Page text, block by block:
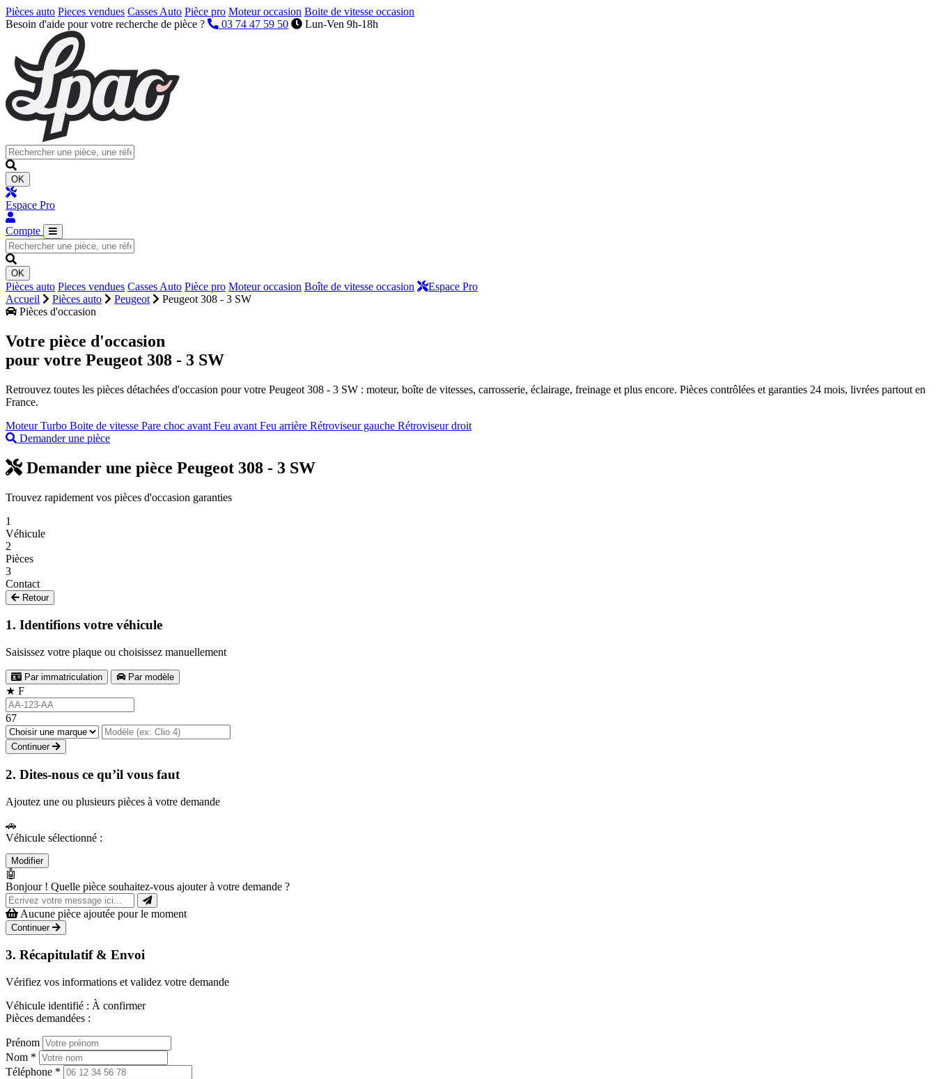
Pièces auto Pieces vendues Casses Auto Pièce pro Moteur occasion Boite de vitesse occasion
Besoin d'aide pour votre recherche de pièce ?
03 74 47 59 50 Lun-Ven 9h-18h
OK
Espace Pro
Compte
OK
Pièces auto Pieces vendues Casses Auto Pièce pro Moteur occasion Boîte de vitesse occasion
Espace Pro
Accueil
Pièces auto Peugeot
Peugeot 308 - 3 SW
Pièces d'occasion
Votre pièce d'occasion
pour votre Peugeot 308 - 3 SW
Retrouvez toutes les pièces détachées d'occasion pour votre Peugeot 308 - 3 SW : moteur, boîte de vitesses, carrosserie, éclairage, freinage et plus encore. Pièces contrôlées et garanties 24 mois, livrées partout en
France.
MoteurTurbo Boite de vitesse Pare choc avant Feu avant Feu arrière Rétroviseur gauche Rétroviseur droit
Demander une pièce
Demander une pièce Peugeot 308 - 3 SW
Trouvez rapidement vos pièces d'occasion garanties
1
Véhicule
2
Pièces
3
Contact
Retour
1. Identifions votre véhicule
Saisissez votre plaque ou choisissez manuellement
Par immatriculation Par modèle
★ F
67
Continuer
2. Dites-nous ce qu’il vous faut
Ajoutez une ou plusieurs pièces à votre demande
🚗
Véhicule sélectionné :
Modifier
🤖
Bonjour ! Quelle pièce souhaitez-vous ajouter à votre demande ?
Aucune pièce ajoutée pour le moment
Continuer
3. Récapitulatif & Envoi
Vérifiez vos informations et validez votre demande
Véhicule identifié : À confirmer
Pièces demandées :
Prénom
Nom *
Téléphone *